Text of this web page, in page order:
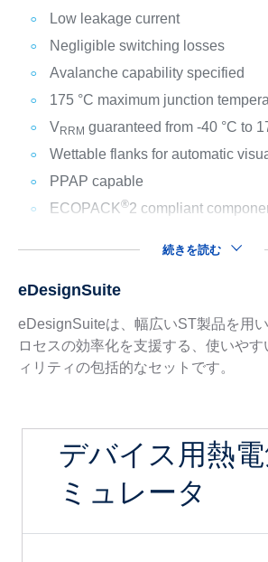
Low leakage current
Negligible switching losses
Avalanche capability specified
175 °C maximum junction
VRRM guaranteed from -40 °C to
Wettable flanks for automatic
PPAP capable
ECOPACK®2 compliant
続きを読む
eDesignSuite
eDesignSuiteは、幅広いST製品を用
ロセスの効率化を支援する、使いや
ィリティの包括的なセットです。
デバイス用熱
ミュレータ